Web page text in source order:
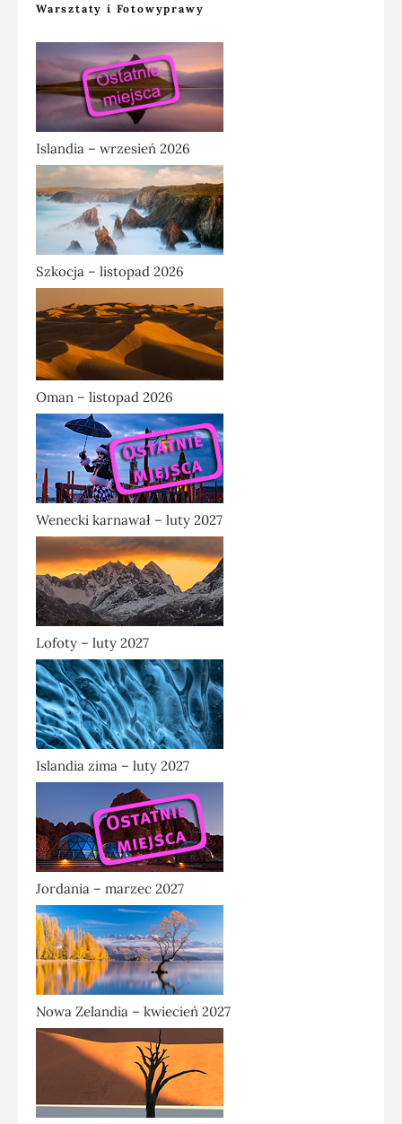
Warsztaty i Fotowyprawy
Islandia – wrzesień 2026
Szkocja – listopad 2026
Oman – listopad 2026
Wenecki karnawał – luty 2027
Lofoty – luty 2027
Islandia zima – luty 2027
Jordania – marzec 2027
Nowa Zelandia – kwiecień 2027